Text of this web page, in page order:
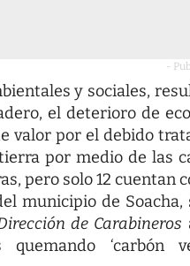
-
y sociales,
el deterioro de
valor por el debido
por medio de las
pero solo 12
municipio de
de Carabineros
quemando